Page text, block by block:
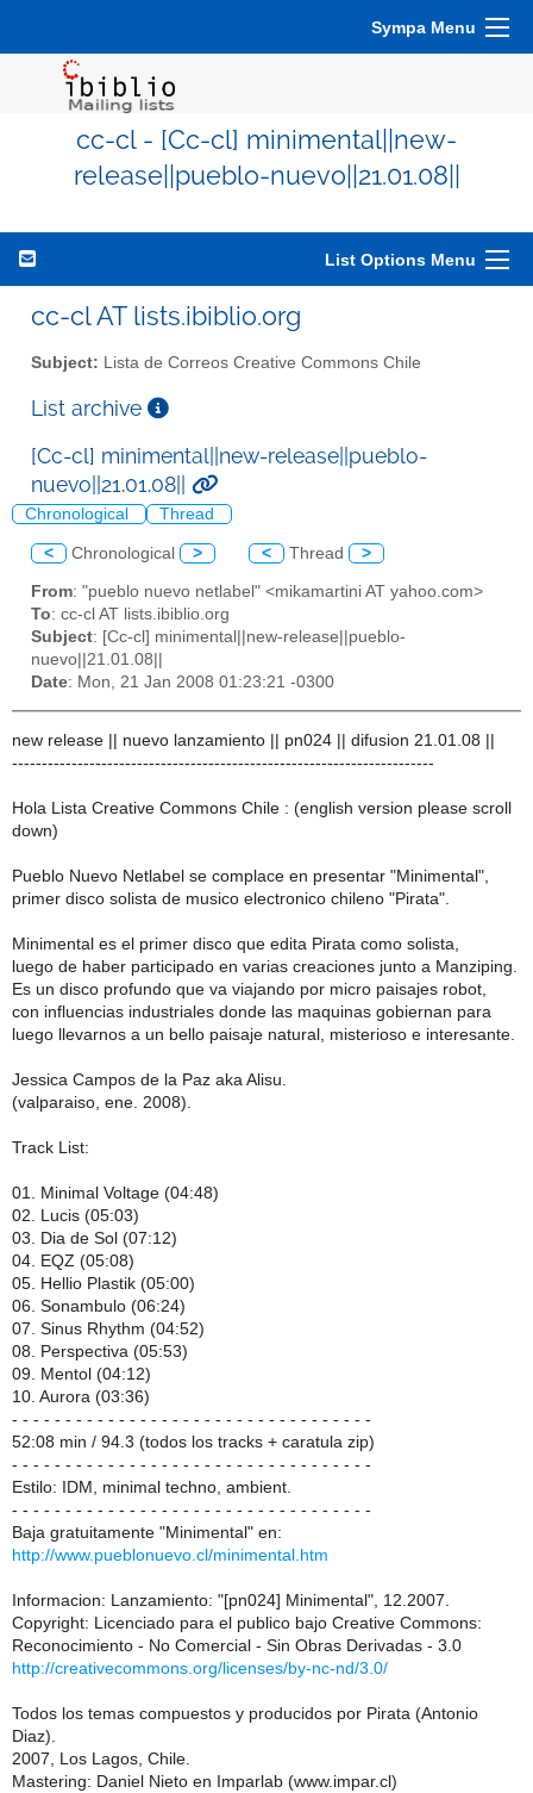
Sympa Menu
cc-cl - [Cc-cl] minimental||new-
release||pueblo-nuevo||21.01.08||
List Options Menu
cc-cl AT lists.ibiblio.org
Subject: Lista de Correos Creative Commons Chile
List archive
[Cc-cl] minimental||new-release||pueblo-
nuevo||21.01.08||
Chronological Thread
< Chronological > < Thread >
From: "pueblo nuevo netlabel" <mikamartini AT yahoo.com>
To: cc-cl AT lists.ibiblio.org
Subject: [Cc-cl] minimental||new-release||pueblo-
nuevo||21.01.08||
Date: Mon, 21 Jan 2008 01:23:21 -0300
new release || nuevo lanzamiento || pn024 || difusion 21.01.08 ||
-----------------------------------------------------------------------
Hola Lista Creative Commons Chile : (english version please scroll
down)
Pueblo Nuevo Netlabel se complace en presentar "Minimental",
primer disco solista de musico electronico chileno "Pirata".
Minimental es el primer disco que edita Pirata como solista,
luego de haber participado en varias creaciones junto a Manziping.
Es un disco profundo que va viajando por micro paisajes robot,
con influencias industriales donde las maquinas gobiernan para
luego llevarnos a un bello paisaje natural, misterioso e interesante.
Jessica Campos de la Paz aka Alisu.
(valparaiso, ene. 2008).
Track List:
01. Minimal Voltage (04:48)
02. Lucis (05:03)
03. Dia de Sol (07:12)
04. EQZ (05:08)
05. Hellio Plastik (05:00)
06. Sonambulo (06:24)
07. Sinus Rhythm (04:52)
08. Perspectiva (05:53)
09. Mentol (04:12)
10. Aurora (03:36)
- - - - - - - - - - - - - - - - - - - - - - - - - - - - - - - - - -
52:08 min / 94.3 (todos los tracks + caratula zip)
- - - - - - - - - - - - - - - - - - - - - - - - - - - - - - - - - -
Estilo: IDM, minimal techno, ambient.
- - - - - - - - - - - - - - - - - - - - - - - - - - - - - - - - - -
Baja gratuitamente "Minimental" en:
http://www.pueblonuevo.cl/minimental.htm
Informacion: Lanzamiento: "[pn024] Minimental", 12.2007.
Copyright: Licenciado para el publico bajo Creative Commons:
Reconocimiento - No Comercial - Sin Obras Derivadas - 3.0
http://creativecommons.org/licenses/by-nc-nd/3.0/
Todos los temas compuestos y producidos por Pirata (Antonio
Diaz).
2007, Los Lagos, Chile.
Mastering: Daniel Nieto en Imparlab (www.impar.cl)